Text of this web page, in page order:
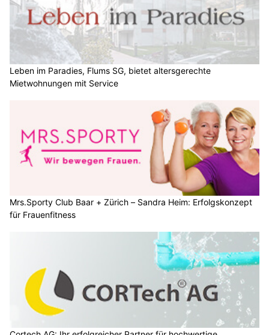
Leben im Paradies, Flums SG, bietet altersgerechte
Mietwohnungen mit Service
Mrs.Sporty Club Baar + Zürich – Sandra Heim: Erfolgskonzept
für Frauenfitness